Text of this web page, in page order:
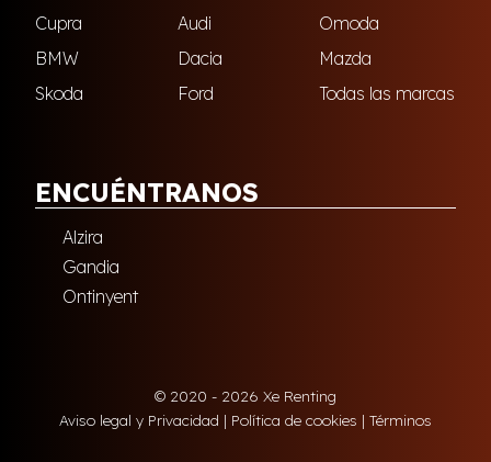
Cupra
Audi
Omoda
BMW
Dacia
Mazda
Skoda
Ford Todas las marcas
ENCUÉNTRANOS
Alzira
Gandia
Ontinyent
© 2020 - 2026 Xe Renting
Aviso legal y Privacidad | Política de cookies | Términos